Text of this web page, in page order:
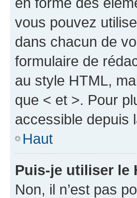
vous pouvez
dans chacun de
formulaire de
au style HTML,
que < et >. Pour
accessible depuis
Haut
Puis-je utiliser le
Non, il n’est pas